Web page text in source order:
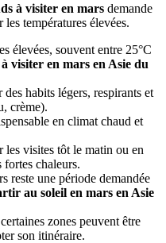
à visiter en mars demande
températures élevées.
élevées, souvent entre 25°C
visiter en mars en Asie du
habits légers, respirants et
crème).
en climat chaud et
les visites tôt le matin ou en
chaleurs.
reste une période demandée
au soleil en mars en Asie
zones peuvent être
son itinéraire.